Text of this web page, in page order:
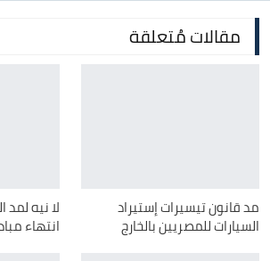
مقالات مُتعلقة
مد قانون تيسيرات إستيراد
السيارات للمصريين بالخارج انتهاء